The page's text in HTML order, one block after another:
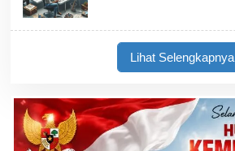
Lihat Selengkapnya